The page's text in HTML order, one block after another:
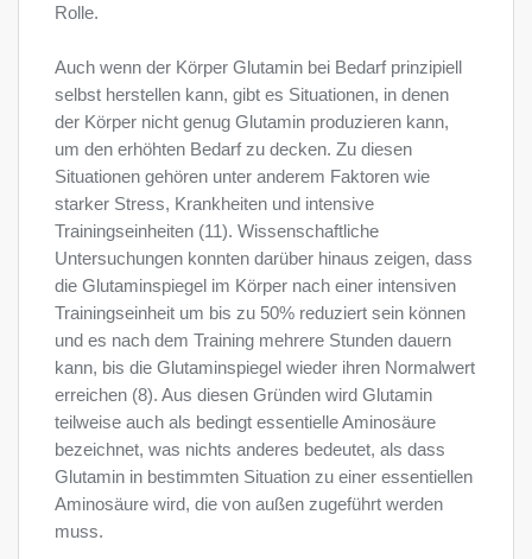
Rolle.
Auch wenn der Körper Glutamin bei Bedarf prinzipiell
selbst herstellen kann, gibt es Situationen, in denen
der Körper nicht genug Glutamin produzieren kann,
um den erhöhten Bedarf zu decken. Zu diesen
Situationen gehören unter anderem Faktoren wie
starker Stress, Krankheiten und intensive
Trainingseinheiten (11). Wissenschaftliche
Untersuchungen konnten darüber hinaus zeigen, dass
die Glutaminspiegel im Körper nach einer intensiven
Trainingseinheit um bis zu 50% reduziert sein können
und es nach dem Training mehrere Stunden dauern
kann, bis die Glutaminspiegel wieder ihren Normalwert
erreichen (8). Aus diesen Gründen wird Glutamin
teilweise auch als bedingt essentielle Aminosäure
bezeichnet, was nichts anderes bedeutet, als dass
Glutamin in bestimmten Situation zu einer essentiellen
Aminosäure wird, die von außen zugeführt werden
muss.